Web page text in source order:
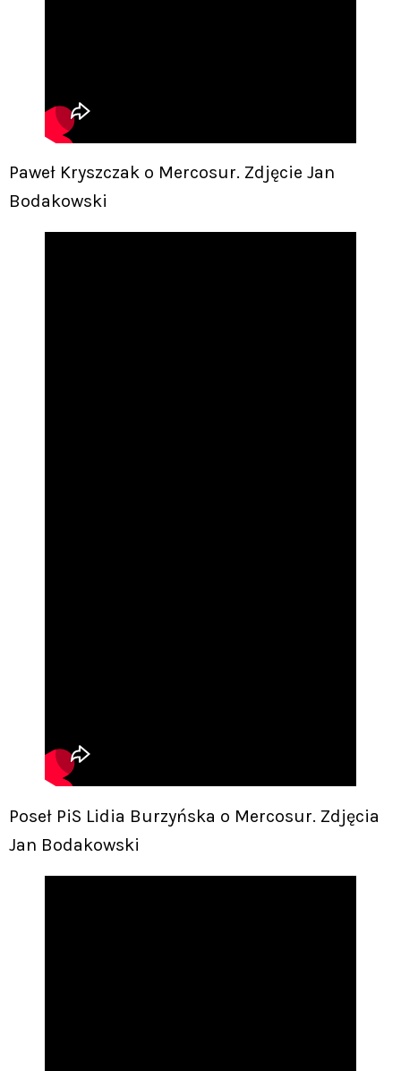
Paweł Kryszczak o Mercosur. Zdjęcie Jan
Bodakowski
Poseł PiS Lidia Burzyńska o Mercosur. Zdjęcia
Jan Bodakowski